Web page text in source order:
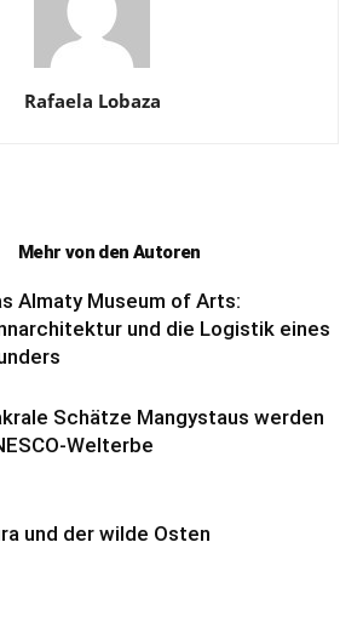
Rafaela Lobaza
Mehr von den Autoren
Almaty Museum of Arts:
und die Logistik eines
Schätze Mangystaus werden
Welterbe
und der wilde Osten